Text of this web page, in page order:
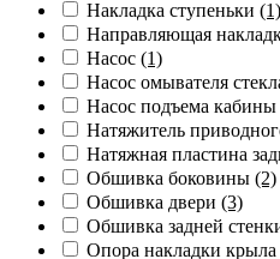
Накладка ступеньки (1)
Направляющая
Насос (1)
Насос омывателя
Насос подъема кабины
Натяжитель
Натяжная пластина
Обшивка боковины (2)
Обшивка двери (3)
Обшивка задней
Опора накладки